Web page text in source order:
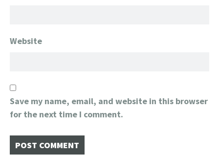
Website
Save my name, email, and website in this browser
for the next time I comment.